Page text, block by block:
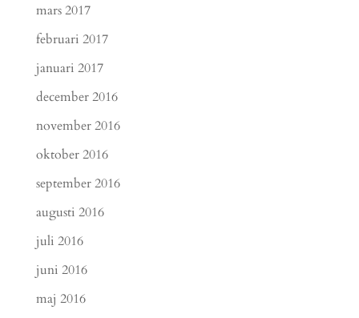
mars 2017
februari 2017
januari 2017
december 2016
november 2016
oktober 2016
september 2016
augusti 2016
juli 2016
juni 2016
maj 2016